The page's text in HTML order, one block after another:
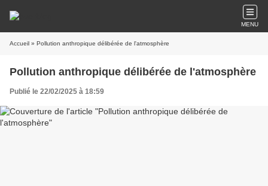
MENU
Accueil » Pollution anthropique délibérée de l'atmosphère
Pollution anthropique délibérée de l'atmosphère
Publié le 22/02/2025 à 18:59